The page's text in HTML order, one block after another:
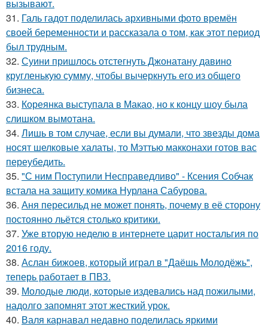
вызывают.
31. Галь гадот поделилась архивными фото времён
своей беременности и рассказала о том, как этот период
был трудным.
32. Суини пришлось отстегнуть Джонатану давино
кругленькую сумму, чтобы вычеркнуть его из общего
бизнеса.
33. Кореянка выступала в Макао, но к концу шоу была
слишком вымотана.
34. Лишь в том случае, если вы думали, что звезды дома
носят шелковые халаты, то Мэттью макконахи готов вас
переубедить.
35. "С ним Поступили Несправедливо" - Ксения Собчак
встала на защиту комика Нурлана Сабурова.
36. Аня пересильд не может понять, почему в её сторону
постоянно льётся столько критики.
37. Уже вторую неделю в интернете царит ностальгия по
2016 году.
38. Аслан бижоев, который играл в "Даёшь Молодёжь",
теперь работает в ПВЗ.
39. Молодые люди, которые издевались над пожилыми,
надолго запомнят этот жесткий урок.
40. Валя карнавал недавно поделилась яркими